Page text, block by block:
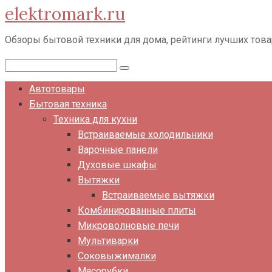
Перейти
к
контенту
elektromark.ru
Обзоры бытовой техники для дома, рейтинги лучших
Автотовары
Бытовая техника
Техника для кухни
Встраиваемые холодильники
Варочные панели
Духовые шкафы
Вытяжки
Встраиваемые вытяжки
Комбинированные плиты
Микроволновые печи
Мультиварки
Соковыжималки